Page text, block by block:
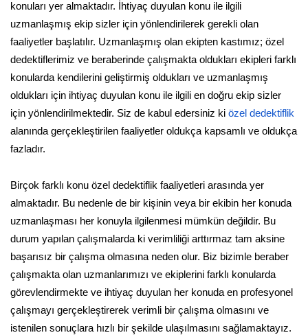
konuları yer almaktadır. İhtiyaç duyulan konu ile ilgili
uzmanlaşmış ekip sizler için yönlendirilerek gerekli olan
faaliyetler başlatılır. Uzmanlaşmış olan ekipten kastımız; özel
dedektiflerimiz ve beraberinde çalışmakta oldukları ekipleri farklı
konularda kendilerini geliştirmiş oldukları ve uzmanlaşmış
oldukları için ihtiyaç duyulan konu ile ilgili en doğru ekip sizler
için yönlendirilmektedir. Siz de kabul edersiniz ki özel dedektiflik
alanında gerçekleştirilen faaliyetler oldukça kapsamlı ve oldukça
fazladır.
Birçok farklı konu özel dedektiflik faaliyetleri arasında yer
almaktadır. Bu nedenle de bir kişinin veya bir ekibin her konuda
uzmanlaşması her konuyla ilgilenmesi mümkün değildir. Bu
durum yapılan çalışmalarda ki verimliliği arttırmaz tam aksine
başarısız bir çalışma olmasına neden olur. Biz bizimle beraber
çalışmakta olan uzmanlarımızı ve ekiplerini farklı konularda
görevlendirmekte ve ihtiyaç duyulan her konuda en profesyonel
çalışmayı gerçekleştirerek verimli bir çalışma olmasını ve
istenilen sonuçlara hızlı bir şekilde ulaşılmasını sağlamaktayız.